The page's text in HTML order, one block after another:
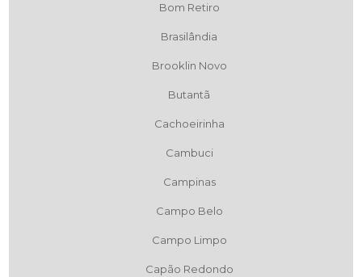
Bom Retiro
Brasilândia
Brooklin Novo
Butantã
Cachoeirinha
Cambuci
Campinas
Campo Belo
Campo Limpo
Capão Redondo